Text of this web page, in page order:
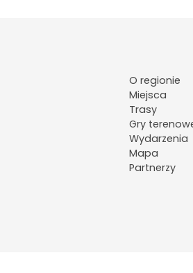
O regionie
Miejsca
Trasy
Gry
Wydarzenia
Mapa
Partnerzy